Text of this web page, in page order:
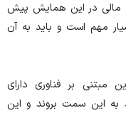
مالی در این همایش پیش
مهم است و باید به آن
مبتنی بر فناوری دارای
به این سمت بروند و این